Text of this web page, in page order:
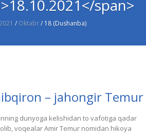
span>
/ Oktabr / 18 (Dushanba)
– jahongir Temur
dunyoga kelishidan to vafotiga qadar
voqealar Аmir Temur nomidan hikoya